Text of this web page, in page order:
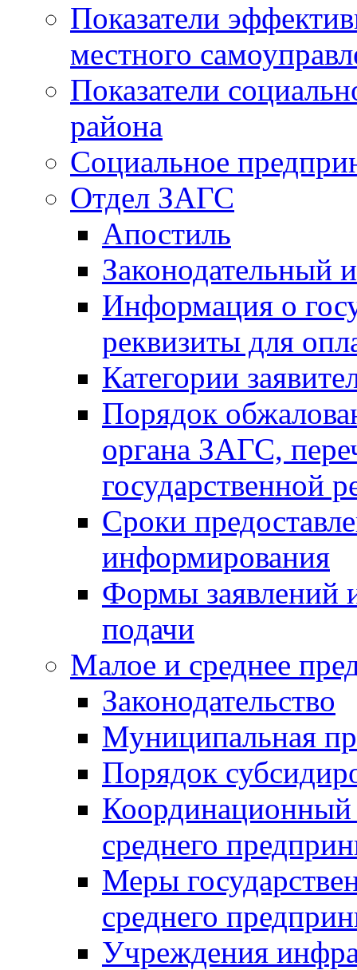
Показатели
местного
Показатели
района
Социальное
Отдел ЗАГС
Апостиль
Законодательный
Информация о
реквизиты для
Категории
Порядок
органа ЗАГС,
государственной
Сроки
информирования
Формы заявлений
подачи
Малое и среднее
Законодательство
Муниципальная
Порядок
Координационный
среднего
Меры
среднего
Учреждения